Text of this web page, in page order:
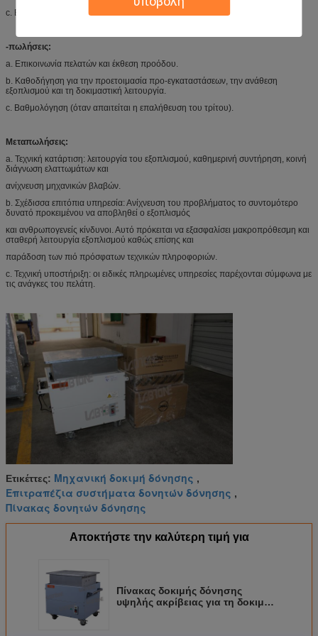
c. Εξεταστικό σχέδιο προϊόντων.
-πωλήσεις:
a. Επικοινωνία πελατών και έκθεση προόδου.
b. Καθοδήγηση για την προετοιμασία προ-εγκαταστάσεων, την ανάθεση
εξοπλισμού και τη δοκιμαστική λειτουργία.
c. Βαθμολόγηση (όταν απαιτείται η επαλήθευση του τρίτου).
Μεταπωλήσεις:
a. Τεχνική κατάρτιση: λειτουργία του εξοπλισμού, καθημερινή συντήρηση, κοινή
διάγνωση ελαττωμάτων και
ανίχνευση μηχανικών βλαβών.
b. Σχέδισσα επιτόπια υπηρεσία: Ανίχνευση του προβλήματος το συντομότερο
δυνατό προκειμένου να αποβληθεί ο εξοπλισμός
και ανθρωπογενείς κίνδυνοι. Αυτό πρόκειται να εξασφαλίσει μακροπρόθεσμη και
σταθερή λειτουργία εξοπλισμού καθώς επίσης και
παράδοση των πιό πρόσφατων τεχνικών πληροφοριών.
c. Τεχνική υποστήριξη: οι ειδικές πληρωμένες υπηρεσίες παρέχονται σύμφωνα με
τις ανάγκες του πελάτη.
Ετικέττες: Μηχανική δοκιμή δόνησης ,
Επιτραπέζια συστήματα δονητών δόνησης ,
Πίνακας δονητών δόνησης
Αποκτήστε την καλύτερη τιμή για
Πίνακας δοκιμής δόνησης
υψηλής ακρίβειας για τη δοκιμή